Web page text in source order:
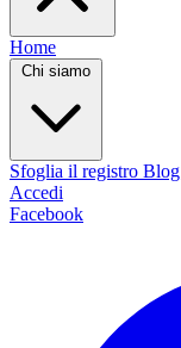
Home
Chi siamo
Sfoglia il registro Blog
Accedi
Facebook